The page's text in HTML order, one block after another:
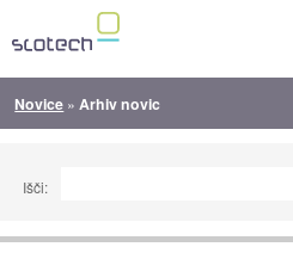
Novice » Arhiv novic
Išči: